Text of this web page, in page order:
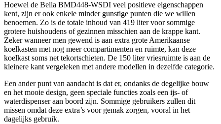
Hoewel de Bella BMD448-WSDI veel positieve eigenschappen
kent, zijn er ook enkele minder gunstige punten die we willen
benoemen. Zo is de totale inhoud van 419 liter voor sommige
grotere huishoudens of gezinnen misschien aan de krappe kant.
Zeker wanneer men gewend is aan extra grote Amerikaanse
koelkasten met nog meer compartimenten en ruimte, kan deze
koelkast soms net tekortschieten. De 150 liter vriesruimte is aan de
kleinere kant vergeleken met andere modellen in dezelfde categorie.
Een ander punt van aandacht is dat er, ondanks de degelijke bouw
en het mooie design, geen speciale functies zoals een ijs- of
waterdispenser aan boord zijn. Sommige gebruikers zullen dit
missen omdat deze extra’s voor gemak zorgen, vooral in het
dagelijks gebruik.